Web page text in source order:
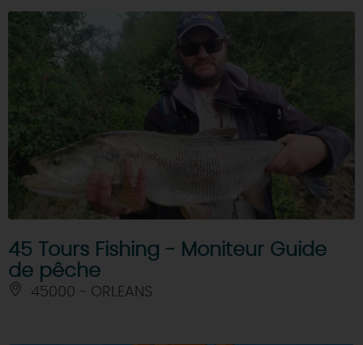
45 Tours Fishing - Moniteur Guide
de pêche
45000 - ORLEANS